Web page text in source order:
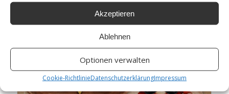
Akzeptieren
Ablehnen
Optionen verwalten
Cookie-RichtlinieDatenschutzerklärungImpressum